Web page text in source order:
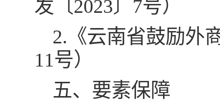
发〔2023〕7号）
2.《云南省鼓励外
11号）
五、要素保障